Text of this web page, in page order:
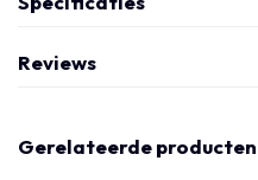
Reviews
Gerelateerde producten